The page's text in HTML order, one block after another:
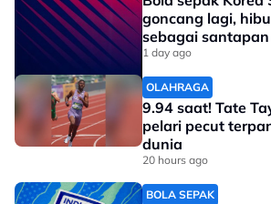
#FIFA ASEAN Cup #FIFA #Harimau Malaya
goncang lagi,
sebagai
1 day ago
OLAHRAGA
9.94 saat! Tate
pelari pecut
dunia
20 hours ago
BOLA SEPAK